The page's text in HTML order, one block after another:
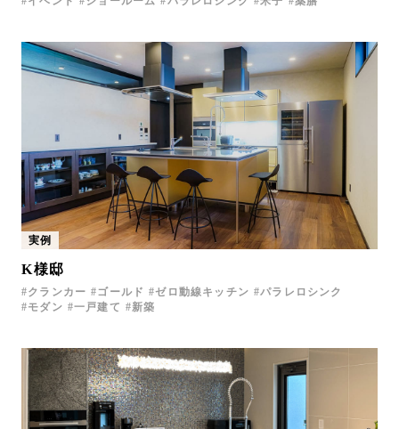
実例
K様邸
クランカー ゴールド ゼロ動線キッチン
パラレロシンク
モダン
一戸建て 新築